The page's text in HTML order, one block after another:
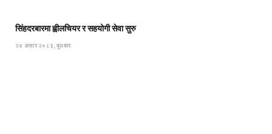
सिंहदरबारमा ह्वीलचियर र सहयोगी सेवा सुरु
२४ असार २०८३, बुधबार